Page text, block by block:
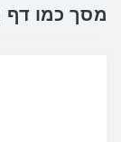
מסך כמו דף